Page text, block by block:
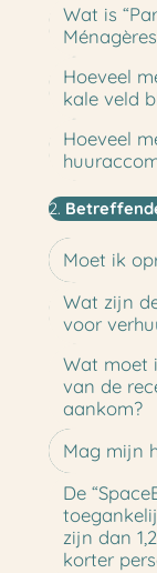
Wat is
Hoeveel
kale veld
Hoeveel
2.
Moet ik
Wat zijn
voor
Wat moet
van de
aankom?
Mag mijn
De
zijn dan
korter